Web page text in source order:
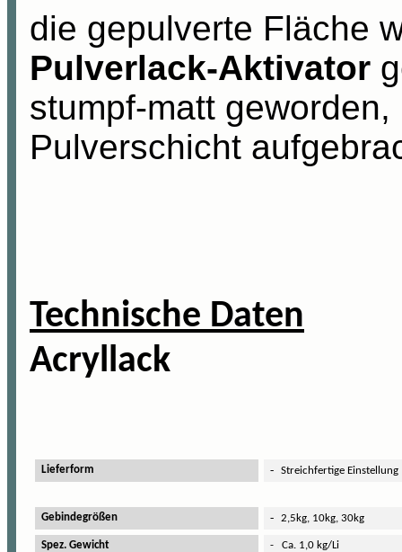
die gepulverte Fläche
Pulverlack-Aktivator
stumpf-matt
Pulverschicht
Technische Daten
Acryllack
Lieferform - Streichfertige Einstellung
Gebindegrößen - 2,5kg, 10kg, 30kg
Spez. Gewicht - Ca. 1,0 kg/Li